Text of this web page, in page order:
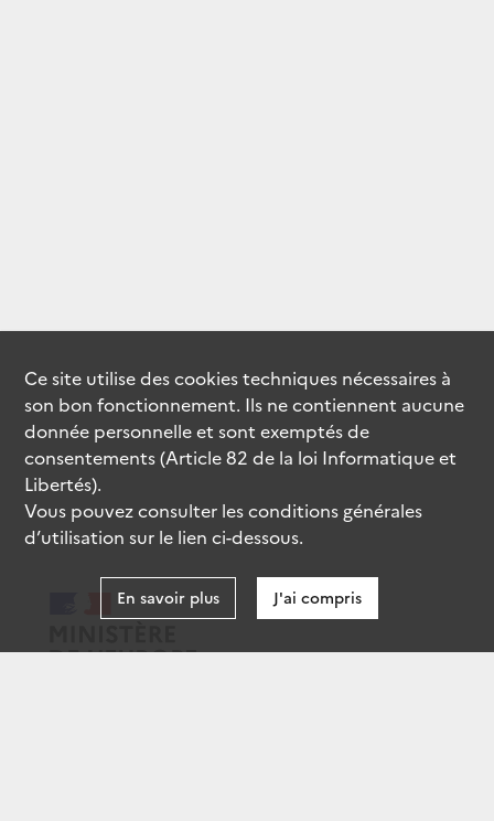
Ce site utilise descookiestechniques nécessaires à
son bon fonctionnement. Ils ne contiennent aucune
donnée personnelle et sont exemptés de
consentements (Article 82 de la loi Informatique et
Libertés).
Vous pouvez consulter les conditions générales
d’utilisation sur le lien ci-dessous.
En savoir plus J'ai compris